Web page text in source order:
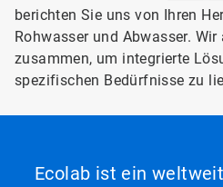
berichten Sie uns von Ihren
Rohwasser und Abwasser.
zusammen, um integrierte
spezifischen Bedürfnisse zu
Ecolab ist ein